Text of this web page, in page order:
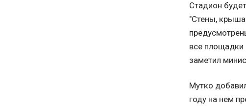
Стадион
"Стены, крыша
все площадки
заметил
Мутко
году на нем